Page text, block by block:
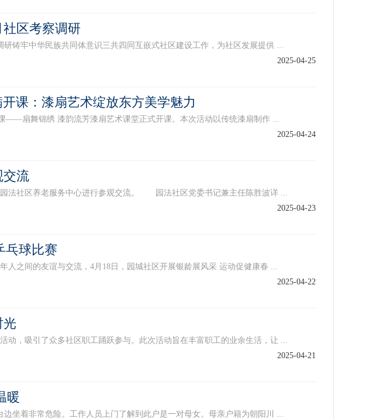
区考察调研
牢中华民族共同体意识三共四同互嵌式社区建设工作，为社区发展提供 ...
2025-04-25
课：漆扇艺术绽放东方美学魅力
扇舞锦绣 漆韵流芳漆扇艺术课堂正式开课。本次活动以传统漆扇制作 ...
2025-04-24
交流
法社区养老服务中心进行参观交流。 园法社区党委书记兼主任陈胜波详 ...
2025-04-23
乓球比赛
之间的友谊与交流，4月18日，园城社区开展银龄展风采 运动促健康春 ...
2025-04-22
光
，吸引了众多社区职工踊跃参与。此次活动旨在丰富职工的业余生活，让 ...
2025-04-21
暖
着非常危险。工作人员上门了解到此户是一对母女。母亲户籍为朝阳川 ...